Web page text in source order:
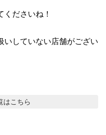
ださいね！
いしていない店舗がござい
はこちら